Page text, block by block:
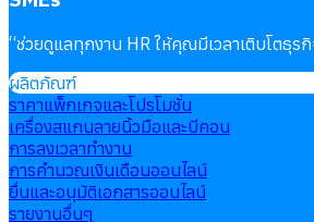
“ช่วยดูแลทุกงาน HR ให้คุณมีเวลาเติบโตธุร
ผลิตภัณฑ์
ราคาแพ็กเกจและโปรโมชั่น
เครื่องสแกนลายนิ้วมือและบีคอน
การลงเวลาทำงาน
การคำนวณเงินเดือนออนไลน์
ยื่นและอนุมัติเอกสารออนไลน์
รายงานอื่นๆ